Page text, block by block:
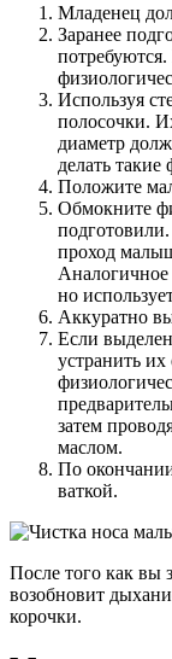
Младенец
Заранее
потребуются.
Используя
полосочки.
диаметр
делать
Положите
Обмокните
проход
Аналогичное
но
Аккуратно
Если
устранить
затем
маслом.
По
ваткой.
После того как вы
возобновит
корочки.